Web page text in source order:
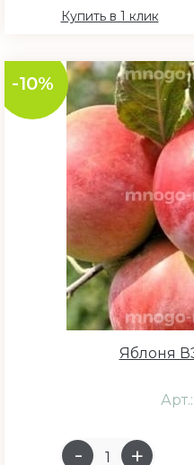
Купить в 1 клик
-10%
Яблоня
Июль - Август
Сентябрь
Июль - Сентябрь
Июнь - Август
Разновидность
Дерево
Дерево